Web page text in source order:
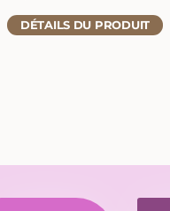
Accéder
DÉTAILS DU PRODUIT